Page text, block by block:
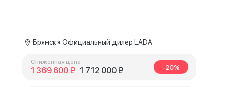
Брянск • Официальный дилер LADA
Сниженная цена
1 369 600 ₽ 1 712 000 ₽ -20%